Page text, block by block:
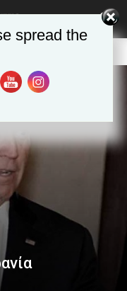
spread the